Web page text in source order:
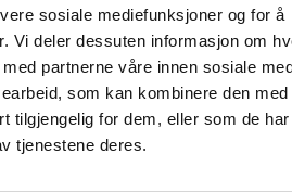
sosiale mediefunksjoner og for å
Vi deler dessuten informasjon om
partnerne våre innen sosiale
som kan kombinere den med
tilgjengelig for dem, eller som de
tjenestene deres.